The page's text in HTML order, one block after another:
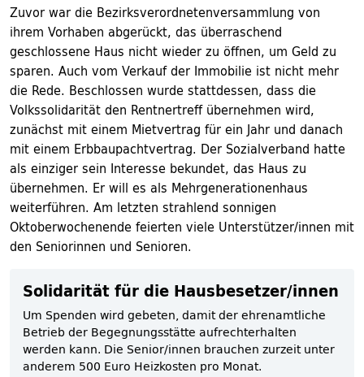
Zuvor war die Bezirksverordnetenversammlung von
ihrem Vorhaben abgerückt, das überraschend
geschlossene Haus nicht wieder zu öffnen, um Geld zu
sparen. Auch vom Verkauf der Immobilie ist nicht mehr
die Rede. Beschlossen wurde stattdessen, dass die
Volkssolidarität den Rentnertreff übernehmen wird,
zunächst mit einem Mietvertrag für ein Jahr und danach
mit einem Erbbaupachtvertrag. Der Sozialverband hatte
als einziger sein Interesse bekundet, das Haus zu
übernehmen. Er will es als Mehrgenerationenhaus
weiterführen. Am letzten strahlend sonnigen
Oktoberwochenende feierten viele Unterstützer/innen mit
den Seniorinnen und Senioren.
Solidarität für die Hausbesetzer/innen
Um Spenden wird gebeten, damit der ehrenamtliche
Betrieb der Begegnungsstätte aufrechterhalten
werden kann. Die Senior/innen brauchen zurzeit unter
anderem 500 Euro Heizkosten pro Monat.